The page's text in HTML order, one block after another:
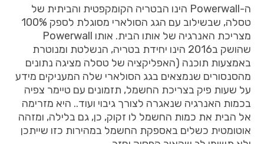
ה-Powerwall הינו הבטריה הקומקפטית והביתית של
טסלה, שבשילוב עם הגג הסולארי מסוגלת לספק
מצריכת האנרגיה של אותו הבית. אותו
שהושק ב2016 הינו יחידת בטריה, הנשלטת ומנוטרת
באמצעות תוכנה (האפליקציה של טסלה מציגה נתונים
מהסנסורים שנמצאים בגג הסולארי שלה המעניקים מידע
על שעות פיק בצריכת החשמל, תזמונים עם טיימר צפיה
בכמות האנרגיה שנאגרה לצורך גיבוי ועוד.. היא מזרימה
אל הבית את כמות החשמל לו זקוק, כן,גם בלילה, ומזהה
אוטומטית כשלים באספקת החשמל במהירות כזו שייתכן